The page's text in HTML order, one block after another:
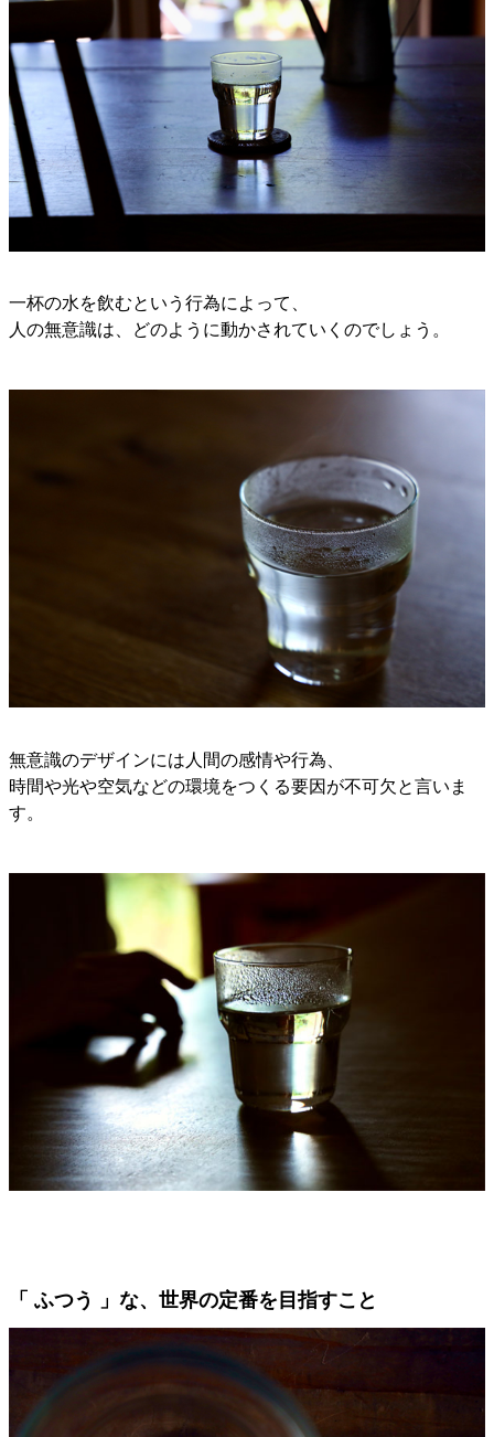
一杯の水を飲むという行為によって、
人の無意識は、どのように動かされていくのでしょう。
無意識のデザインには人間の感情や行為、
時間や光や空気などの環境をつくる要因が不可欠と言いま
す。
「 ふつう 」な、世界の定番を目指すこと